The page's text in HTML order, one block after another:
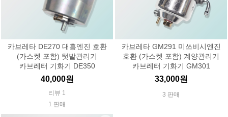
카브레타 DE270 대흥엔진 호환
(가스켓 포함) 텃밭관리기
카브레터 기화기 DE350
40,000원
리뷰 1
1 판매
카브레타 GM291 미쓰비시엔진
호환 (가스켓 포함) 계양관리기
카브레터 기화기 GM301
33,000원
3 판매